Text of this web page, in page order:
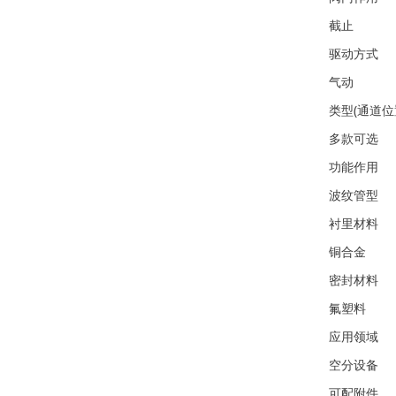
截止
驱动方式
气动
类型(通道
多款可选
功能作用
波纹管型
衬里材料
铜合金
密封材料
氟塑料
应用领域
空分设备